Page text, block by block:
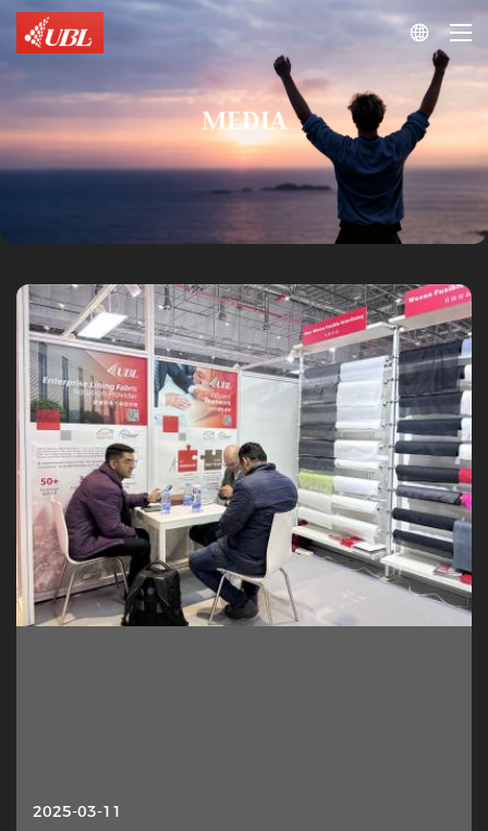

MEDIA
2025-10-13
2025-03-11